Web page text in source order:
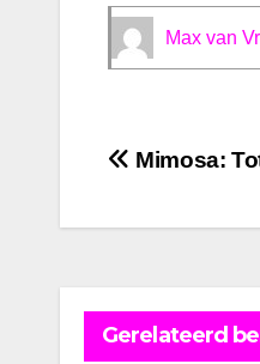
Max van
Bericht
Mimosa:
Gerelateerd